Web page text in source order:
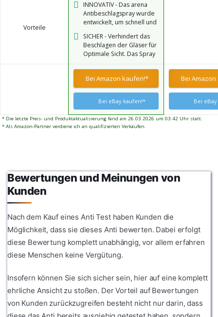
Vorteile
INNOVATIV - Das arena
Antibeschlagspray wurde
entwickelt, um schnell und
Schicht auf den Gläsern zu
erneuern
SICHER - Verhindert das
Beschlagen der Gläser für
Optimale Sicht. Das Spray
besteht aus einer
augensicheren Formel
Bei Amazon kaufen!*
Bei eBay kaufen!*
Bei
Bei
* Die letzte Preis- und Produktaktualisierung fand am 26.03.2026 um 03:42 Uhr statt.
* Als Amazon-Partner verdiene ich an qualifizierten Verkäufen.
Bewertungen und Meinungen von
Kunden
Nach dem Kauf eines Anti Test haben Kunden die
Möglichkeit, dass sie dieses Anti bewerten. Dabei erfolgt
diese Bewertung komplett unabhängig, vor allem erfahren
diese Menschen keine Vergütung.
Insofern können Sie sich sicher sein, hier auf eine komplett
ehrliche Ansicht zu stoßen. Der Vorteil auf Bewertungen
von Kunden zurückzugreifen besteht nicht nur darin, dass